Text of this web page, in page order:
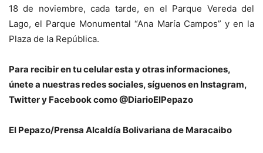
18 de noviembre, cada tarde, en el Parque Vereda del
Lago, el Parque Monumental “Ana María Campos” y en la
Plaza de la República.
Para recibir en tu celular esta y otras informaciones,
únete a nuestras redes sociales, síguenos en Instagram,
Twitter y Facebook como @DiarioElPepazo
El Pepazo/Prensa Alcaldía Bolivariana de Maracaibo